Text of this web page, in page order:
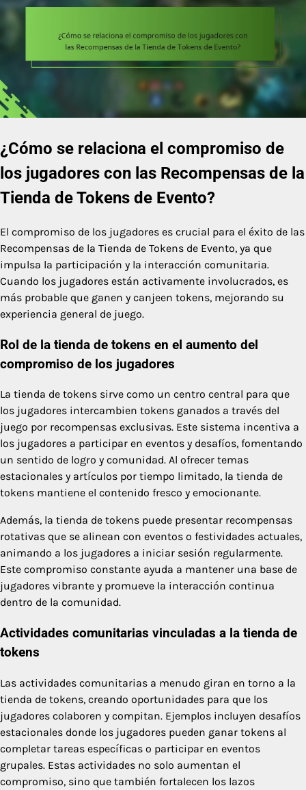
¿Cómo se relaciona el compromiso de
los jugadores con las Recompensas de la
Tienda de Tokens de Evento?
El compromiso de los jugadores es crucial para el éxito de las
Recompensas de la Tienda de Tokens de Evento, ya que
impulsa la participación y la interacción comunitaria.
Cuando los jugadores están activamente involucrados, es
más probable que ganen y canjeen tokens, mejorando su
experiencia general de juego.
Rol de la tienda de tokens en el aumento del
compromiso de los jugadores
La tienda de tokens sirve como un centro central para que
los jugadores intercambien tokens ganados a través del
juego por recompensas exclusivas. Este sistema incentiva a
los jugadores a participar en eventos y desafíos, fomentando
un sentido de logro y comunidad. Al ofrecer temas
estacionales y artículos por tiempo limitado, la tienda de
tokens mantiene el contenido fresco y emocionante.
Además, la tienda de tokens puede presentar recompensas
rotativas que se alinean con eventos o festividades actuales,
animando a los jugadores a iniciar sesión regularmente.
Este compromiso constante ayuda a mantener una base de
jugadores vibrante y promueve la interacción continua
dentro de la comunidad.
Actividades comunitarias vinculadas a la tienda de
tokens
Las actividades comunitarias a menudo giran en torno a la
tienda de tokens, creando oportunidades para que los
jugadores colaboren y compitan. Ejemplos incluyen desafíos
estacionales donde los jugadores pueden ganar tokens al
completar tareas específicas o participar en eventos
grupales. Estas actividades no solo aumentan el
compromiso, sino que también fortalecen los lazos